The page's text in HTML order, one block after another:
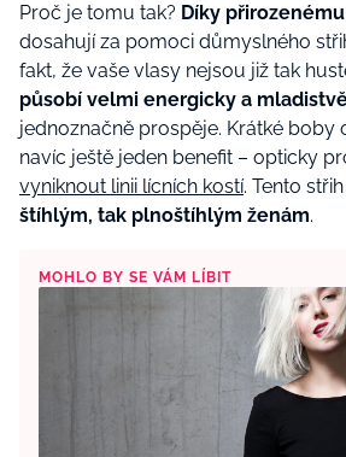
Proč je tomu tak? Díky
dosahují za pomoci důmyslného
fakt, že vaše vlasy nejsou již tak
působí velmi energicky a
jednoznačně prospěje. Krátké boby
navíc ještě jeden benefit – opticky
vyniknout linii lícních kostí. Tento
štíhlým, tak plnoštíhlým ženám.
MOHLO BY SE VÁM LÍBIT